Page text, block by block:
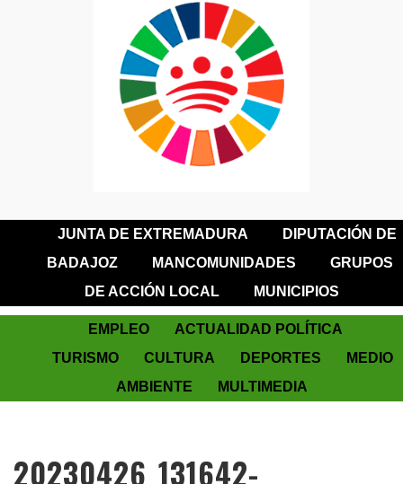
JUNTA DE EXTREMADURA
DIPUTACIÓN DE
BADAJOZ
MANCOMUNIDADES
GRUPOS
DE ACCIÓN LOCAL
MUNICIPIOS
EMPLEO
ACTUALIDAD POLÍTICA
TURISMO
CULTURA DEPORTES
MEDIO
AMBIENTE
MULTIMEDIA
20230426_131642-